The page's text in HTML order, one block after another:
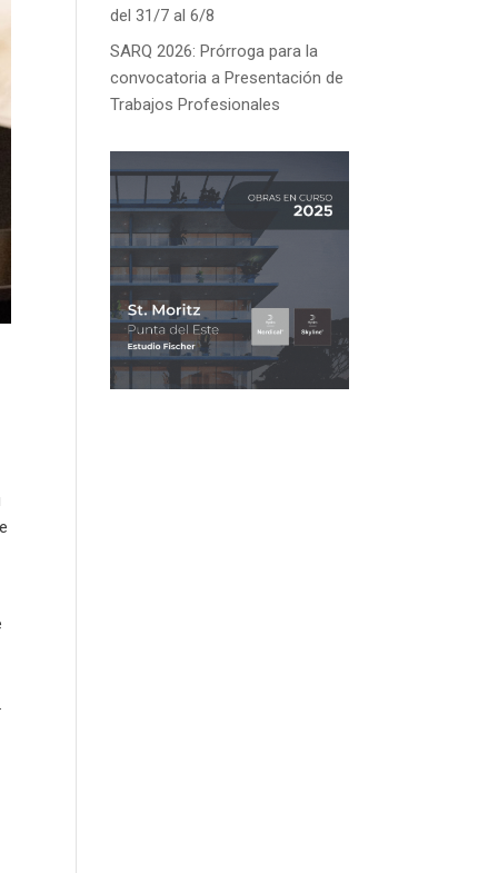
del 31/7 al 6/8
SARQ 2026: Prórroga para la
convocatoria a Presentación de
Trabajos Profesionales